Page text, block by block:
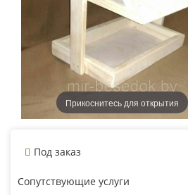
Прикоснитесь для открытия
Под заказ
Сопутствующие услуги